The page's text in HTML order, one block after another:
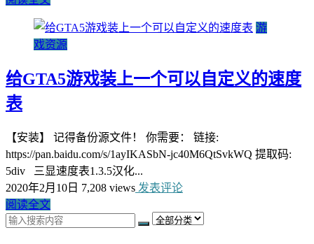
游
戏资源
给GTA5游戏装上一个可以自定义的速度
表
【安装】 记得备份源文件！ 你需要： 链接:
https://pan.baidu.com/s/1ayIKASbN-jc40M6QtSvkWQ 提取码:
5div 三显速度表1.3.5汉化...
2020年2月10日 7,208 views 发表评论
阅读全文